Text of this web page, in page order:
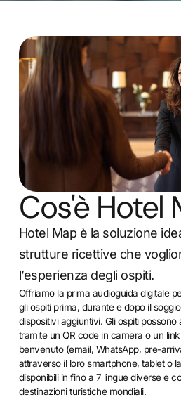
Cos'è Hotel
Hotel Map è la soluzione
strutture ricettive che
l’esperienza degli ospiti.
Offriamo la prima audioguida digitale
gli ospiti prima, durante e dopo il
dispositivi aggiuntivi. Gli ospiti possono
tramite un QR code in camera o un
benvenuto (email, WhatsApp, pre-
attraverso il loro smartphone, tablet o
disponibili in fino a 7 lingue diverse e
destinazioni turistiche mondiali.